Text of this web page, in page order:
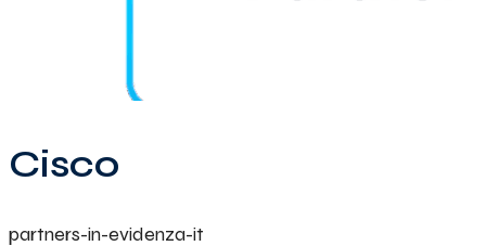
Cisco
partners-in-evidenza-it